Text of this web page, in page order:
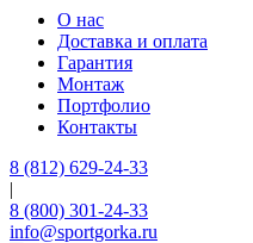
О нас
Доставка и оплата
Гарантия
Монтаж
Портфолио
Контакты
8 (812) 629-24-33
|
8 (800) 301-24-33
info@sportgorka.ru